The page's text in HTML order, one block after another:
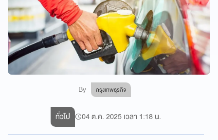
By กรุงเทพธุรกิจ
ทั่วไป 04 ต.ค. 2025 เวลา 1:18 น.